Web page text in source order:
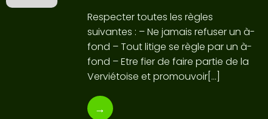
Respecter toutes les règles
suivantes : – Ne jamais refuser un à-
fond – Tout litige se règle par un à-
fond – Etre fier de faire partie de la
Verviétoise et promouvoir[…]
→